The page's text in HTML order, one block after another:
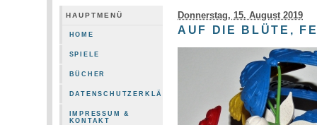
HAUPTMENÜ
HOME
SPIELE
BÜCHER
DATENSCHUTZERKLÄRUNG
IMPRESSUM &
KONTAKT
Donnerstag, 15. August 2019
AUF DIE BLÜTE,